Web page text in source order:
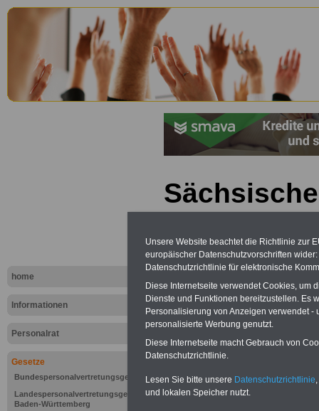
home
Informationen
Personalrat
Gesetze
Bundespersonalvertretungsgesetz
Landespersonalvertretungsgesetz
Baden-Württemberg
Unsere Website beachtet die Richtlinie zur
europäischer Datenschutzvorschriften
Datenschutzrichtlinie für elektronische
Diese Internetseite verwendet Cookies, um
Dienste und Funktionen bereitzustellen. Es
Personalisierung von Anzeigen verwendet
personalisierte Werbung genutzt.
Diese Internetseite macht Gebrauch von
Datenschutzrichtlinie.
Lesen Sie bitte unsere Datenschutzrichtlinie
und lokalen Speicher nutzt.